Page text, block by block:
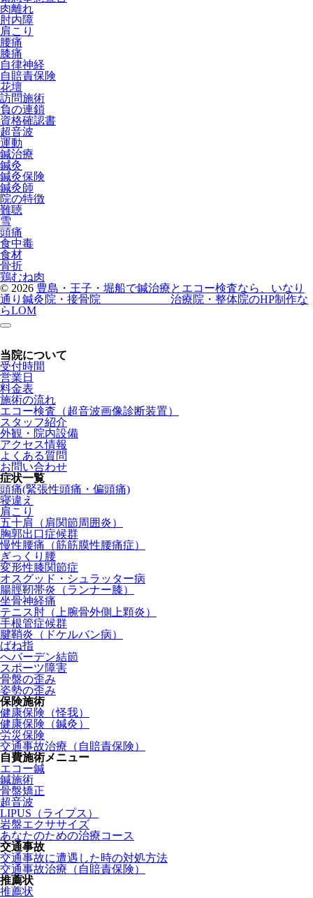
肉離れ
肘内障
肩こり
腰痛
膝痛
自律神経
自賠責保険
花壇
訪問施術
負の連鎖
資格確認書
超音波
運動
鍼治療
鍼灸
鍼灸保険
鍼灸師
院の特徴
難聴
雪
頭痛
食中毒
食材
骨折
鶏むね肉
© 2026 豊島・王子・堀船で鍼治療とエコー検査なら、いなり
通り鍼灸院・接骨院 治療院・整体院のHP制作な
らLOM
当院について
受付時間
営業日
料金表
施術の流れ
エコー検査（超音波画像診断装置）
スタッフ紹介
外観・院内設備
アクセス情報
よくある質問
お問い合わせ
症状一覧
頭痛(緊張性頭痛・偏頭痛)
寝違え
肩こり
五十肩（肩関節周囲炎）
胸郭出口症候群
慢性腰痛（筋筋膜性腰痛症）
ぎっくり腰
変形性膝関節症
オスグッド・シュラッター病
腸脛靭帯炎（ランナー膝）
坐骨神経痛
テニス肘（上腕骨外側上顆炎）
手根管症候群
腱鞘炎（ドケルバン病）
ばね指
へバーデン結節
スポーツ障害
骨盤の歪み
姿勢の歪み
保険施術
健康保険（怪我）
健康保険（鍼灸）
労災保険
交通事故治療（自賠責保険）
自費施術メニュー
エコー鍼
鍼施術
骨盤矯正
超音波
LIPUS（ライプス）
岩盤エクササイズ
あなたのための治療コース
交通事故
交通事故に遭遇した時の対処方法
交通事故治療（自賠責保険）
推薦状
推薦状